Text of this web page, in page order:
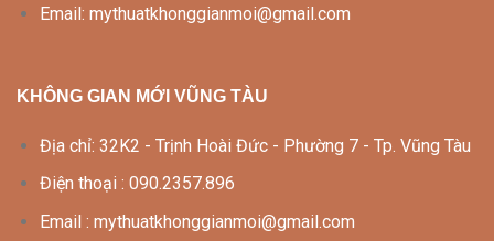
Email: mythuatkhonggianmoi@gmail.com
KHÔNG GIAN MỚI VŨNG TÀU
Địa chỉ: 32K2 - Trịnh Hoài Đức - Phường 7 - Tp. Vũng Tàu
Điện thoại : 090.2357.896
Email : mythuatkhonggianmoi@gmail.com